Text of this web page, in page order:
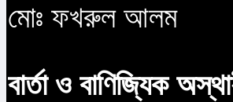
মোঃ ফখরুল আলম
বার্তা ও বাণিজ্যিক